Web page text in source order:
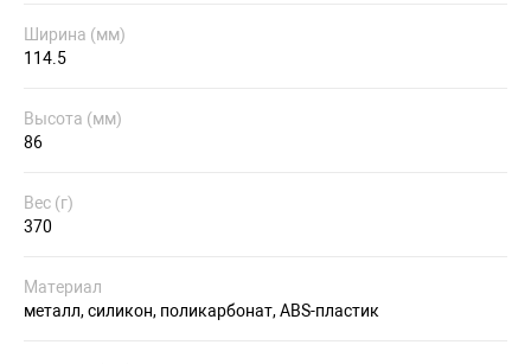
Ширина (мм)
114.5
Высота (мм)
86
Вес (г)
370
Материал
металл, силикон, поликарбонат, ABS-пластик